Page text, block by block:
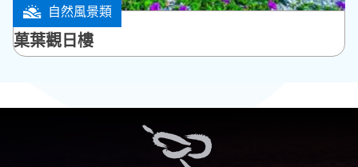
自然風景類
湖西鄉
菓葉觀日樓